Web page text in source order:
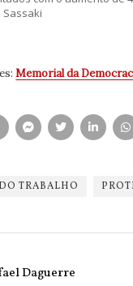
Sassaki
Memorial da
TRABALHO
Daguerre